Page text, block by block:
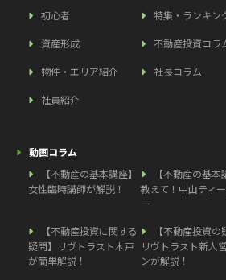
初心者 特集・ランキン
資産形成 不動産投資コラ
物件・エリア紹介 社長コラム
社員紹介
動画コラム
【不動産の基本講座】
女性臨時講師が解説！
【不動産の基本
教えて！中山ティ
ー
【不動産投資に関する
疑問】リヴトラスト木戸
が簡単解説！
【不動産投資の
リヴトラスト新人
ンが解説！